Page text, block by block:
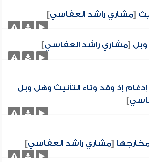
[مشاري راشد العفاسي]
[مشاري راشد العفاسي]
إذ وقد وتاء التأنيث وهل وبل
]
[مشاري راشد العفاسي]